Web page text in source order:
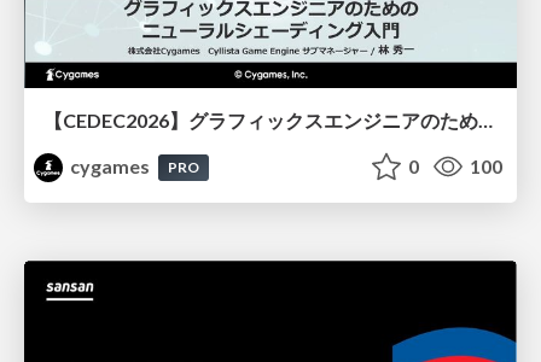
【CEDEC2026】グラフィックスエンジニアのためのニューラルシェーディング入門
cygames
PRO 0 100